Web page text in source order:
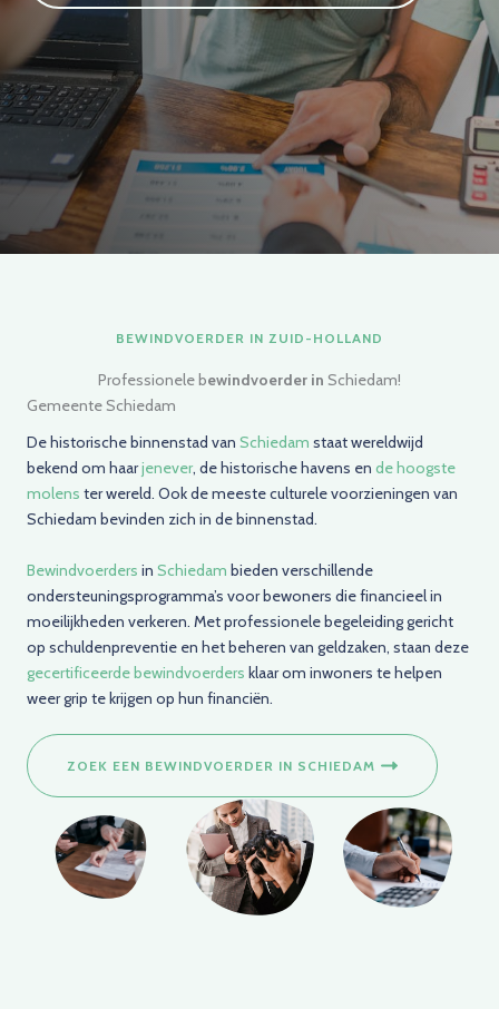
BEWINDVOERDER IN ZUID-HOLLAND
Professionele bewindvoerder in Schiedam!
Gemeente Schiedam
De historische binnenstad van Schiedam staat wereldwijd
bekend om haarjenever, de historische havens en de hoogste
molens ter wereld. Ook de meeste culturele voorzieningen van
Schiedam bevinden zich in de binnenstad.
Bewindvoerders in Schiedam bieden verschillende
ondersteuningsprogramma’s voor bewoners die financieel in
moeilijkheden verkeren. Met professionele begeleiding gericht
op schuldenpreventie en het beheren van geldzaken, staan deze
gecertificeerde bewindvoerders klaar om inwoners te helpen
weer grip te krijgen op hun financiën.
ZOEK EEN BEWINDVOERDER IN SCHIEDAM